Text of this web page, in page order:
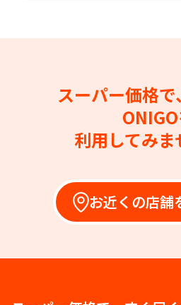
スーパー価格で
利用してみま
お近くの店舗